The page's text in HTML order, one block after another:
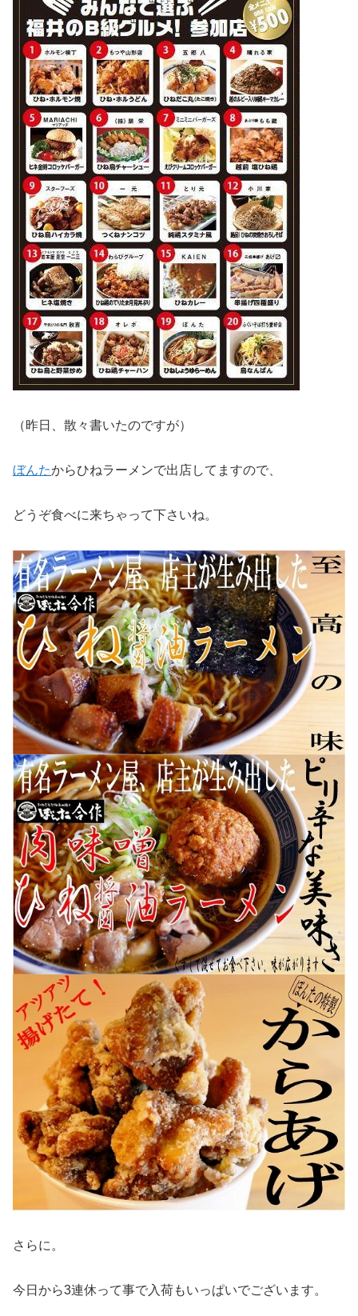
（昨日、散々書いたのですが）
ぼんたからひねラーメンで出店してますので、
どうぞ食べに来ちゃって下さいね。
さらに。
今日から3連休って事で入荷もいっぱいでございます。